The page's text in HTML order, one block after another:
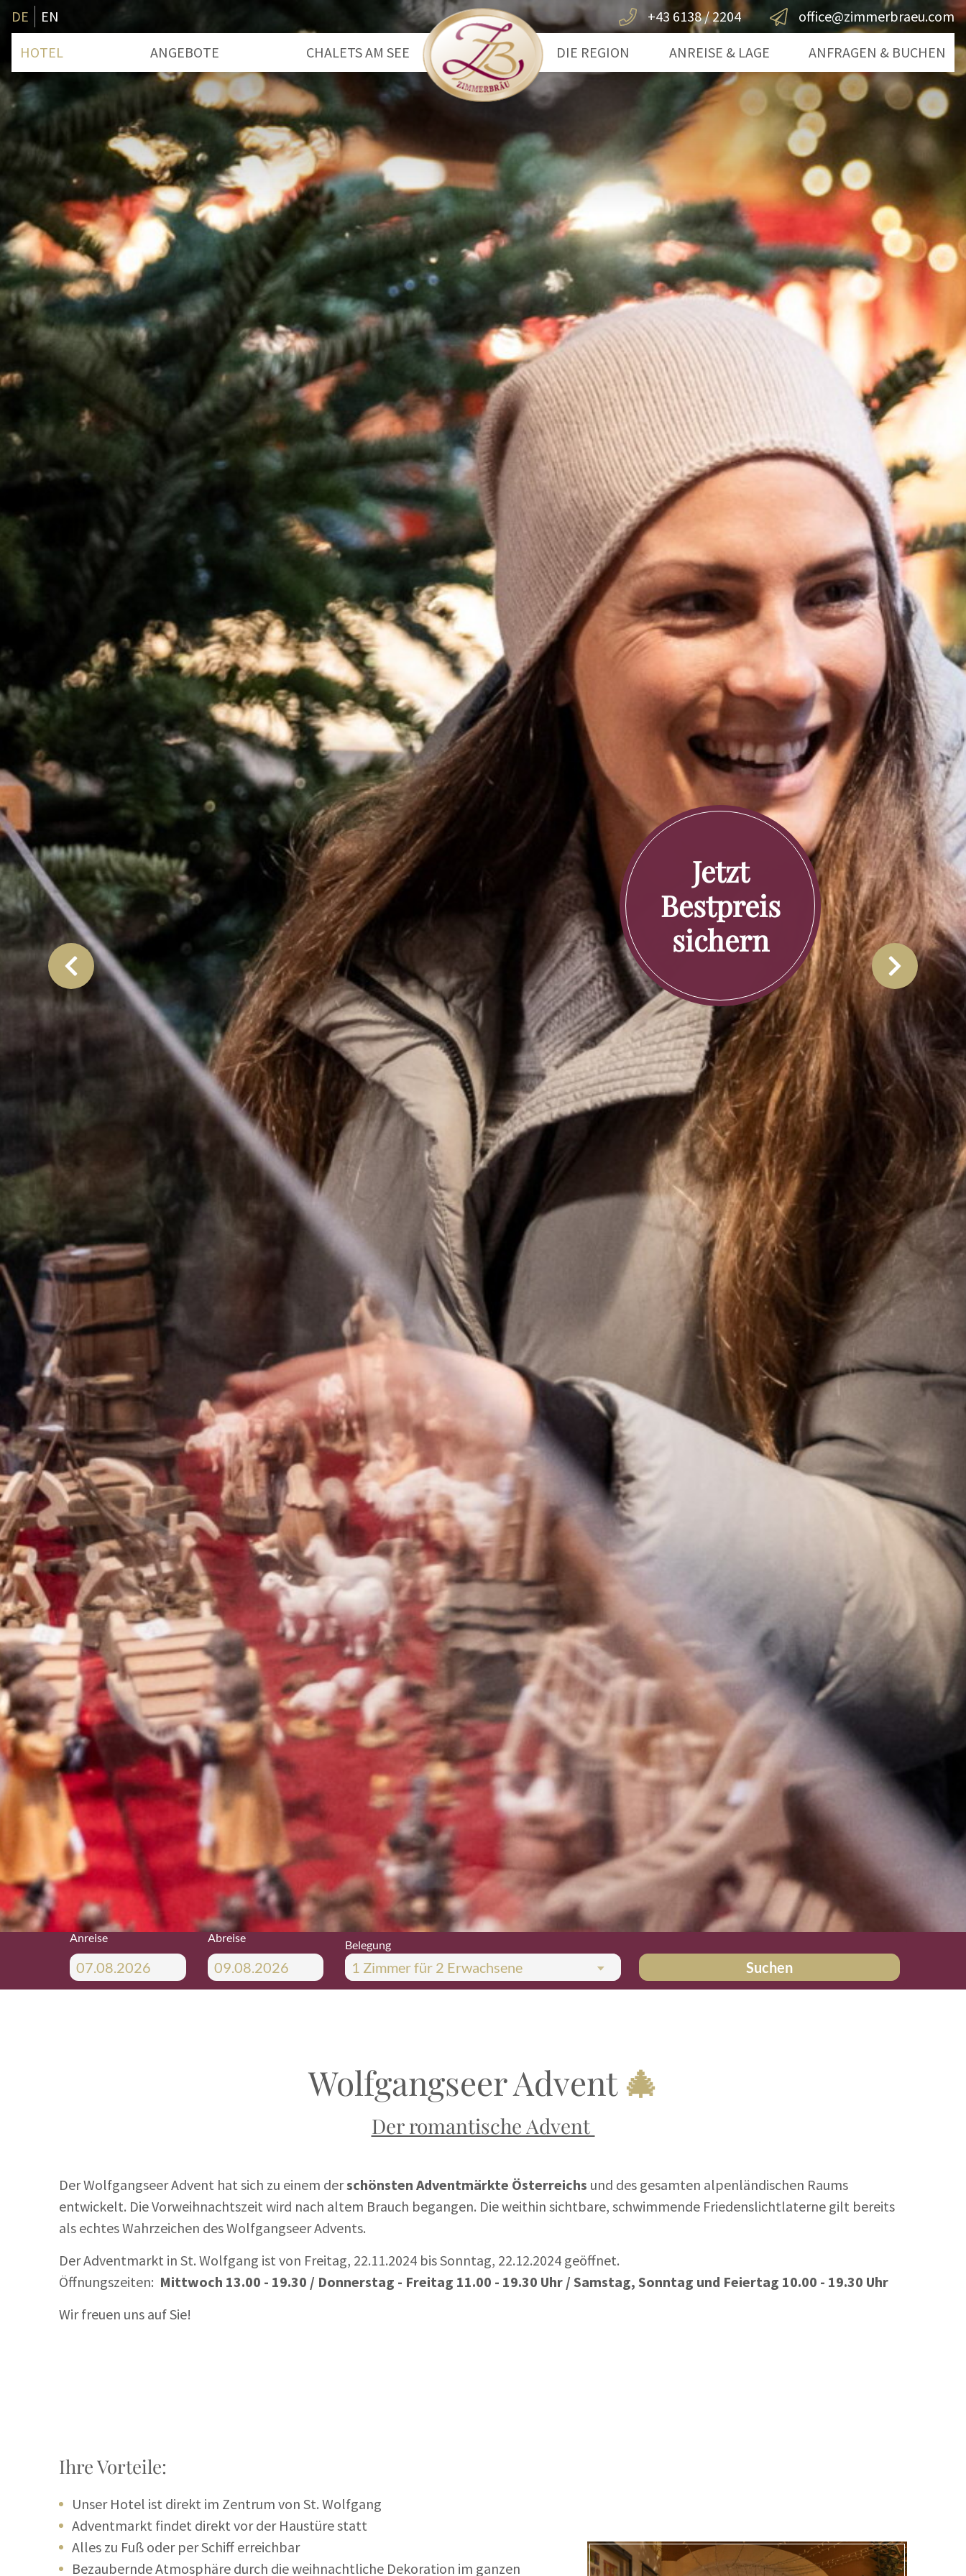
DE EN +43 6138 / 2204
office@zimmerbraeu.com
HOTEL
Zimmer & Preise
Badeplatz
Leistungen
Entschleunigung
Wissenswertes
Advent
Gutschein
Geschichte
ANGEBOTE CHALETS AM SEE
Bootshaus
Seechalet
DIE REGION
Der Wolfgangsee
Das Salzkammergut
Wassersport
Radfahren
Ausflugsziele
Winterwandern
ANREISE & LAGE ANFRAGEN & BUCHEN
Anfragen
Buchen
Jetzt
Bestpreis
sichern
Anreise Abreise
Belegung
1 Zimmerfür 2 Erwachsene Suchen
Wolfgangseer Advent🎄
Der romantische Advent
Der Wolfgangseer Advent hat sich zu einem derschönsten Adventmärkte Österreichs und des gesamten alpenländischen Raums
entwickelt. Die Vorweihnachtszeit wird nach altem Brauch begangen. Die weithin sichtbare, schwimmende Friedenslichtlaterne gilt bereits
als echtes Wahrzeichen des Wolfgangseer Advents.
Der Adventmarkt in St. Wolfgang ist von Freitag, 22.11.2024 bis Sonntag, 22.12.2024 geöffnet.
Öffnungszeiten: Mittwoch 13.00 - 19.30 / Donnerstag - Freitag 11.00 - 19.30 Uhr / Samstag, Sonntag und Feiertag 10.00 - 19.30 Uhr
Wir freuen uns auf Sie!
Ihre Vorteile:
Unser Hotel ist direkt im Zentrum von St. Wolfgang
Adventmarkt findet direkt vor der Haustüre statt
Alles zu Fuß oder per Schiff erreichbar
Bezaubernde Atmosphäre durch die weihnachtliche Dekoration im ganzen